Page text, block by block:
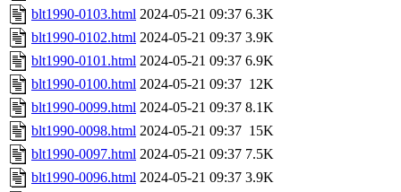
blt1990-0103.html 2024-05-21 09:37 6.3K
blt1990-0102.html 2024-05-21 09:37 3.9K
blt1990-0101.html 2024-05-21 09:37 6.9K
blt1990-0100.html 2024-05-21 09:37 12K
blt1990-0099.html 2024-05-21 09:37 8.1K
blt1990-0098.html 2024-05-21 09:37 15K
blt1990-0097.html 2024-05-21 09:37 7.5K
blt1990-0096.html 2024-05-21 09:37 3.9K